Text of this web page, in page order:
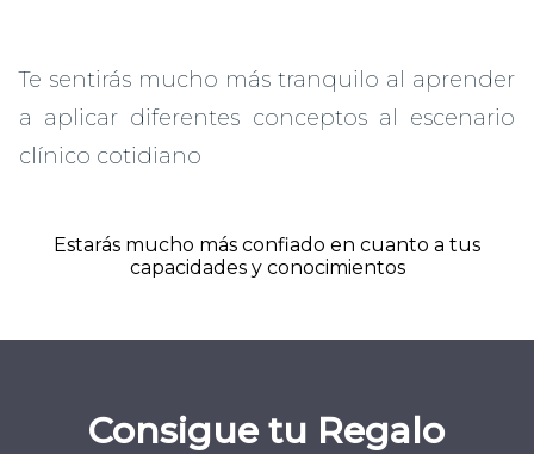
Te sentirás mucho más tranquilo al aprender
a aplicar diferentes conceptos al escenario
clínico cotidiano
Estarás mucho más confiado en cuanto a tus
capacidades y conocimientos
Consigue tu Regalo